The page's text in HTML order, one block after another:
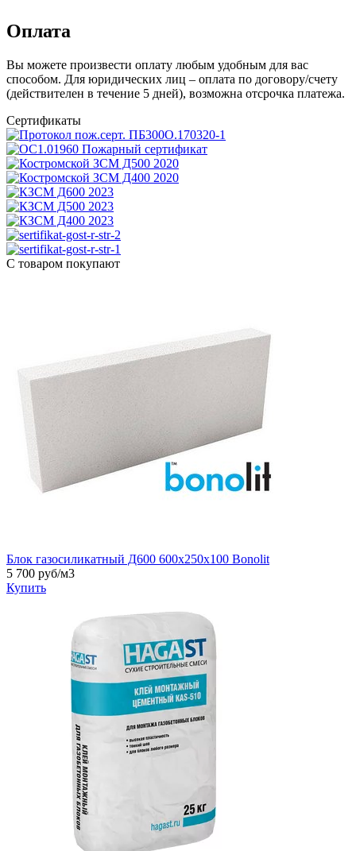
Оплата
Вы можете произвести оплату любым удобным для вас
способом. Для юридических лиц – оплата по договору/счету
(действителен в течение 5 дней), возможна отсрочка платежа.
Сертификаты
С товаром покупают
Блок газосиликатный Д600 600х250х100 Bonolit
5 700 руб/м3
Купить